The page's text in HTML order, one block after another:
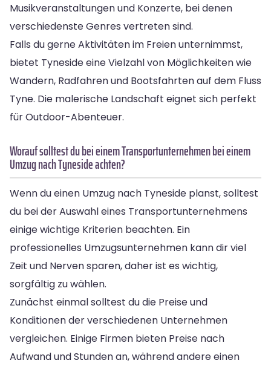
Musikveranstaltungen und Konzerte, bei denen
verschiedenste Genres vertreten sind.
Falls du gerne Aktivitäten im Freien unternimmst,
bietet Tyneside eine Vielzahl von Möglichkeiten wie
Wandern, Radfahren und Bootsfahrten auf dem Fluss
Tyne. Die malerische Landschaft eignet sich perfekt
für Outdoor-Abenteuer.
Worauf solltest du bei einem Transportunternehmen bei einem
Umzug nach Tyneside achten?
Wenn du einen Umzug nach Tyneside planst, solltest
du bei der Auswahl eines Transportunternehmens
einige wichtige Kriterien beachten. Ein
professionelles Umzugsunternehmen kann dir viel
Zeit und Nerven sparen, daher ist es wichtig,
sorgfältig zu wählen.
Zunächst einmal solltest du die Preise und
Konditionen der verschiedenen Unternehmen
vergleichen. Einige Firmen bieten Preise nach
Aufwand und Stunden an, während andere einen